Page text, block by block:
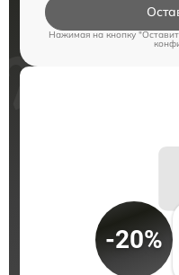
Нажимая на кнопку
-20%